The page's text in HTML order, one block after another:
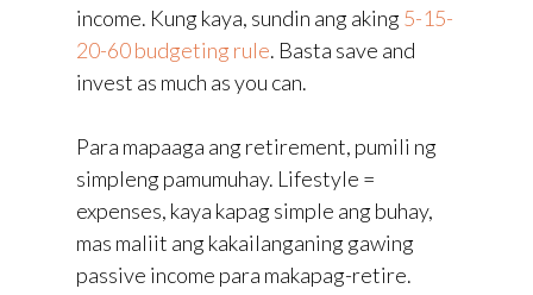
income. Kung kaya, sundin ang aking5-15-
20-60 budgeting rule. Basta save and
invest as much as you can.
Para mapaaga ang retirement, pumili ng
simpleng pamumuhay. Lifestyle =
expenses, kaya kapag simple ang buhay,
mas maliit ang kakailanganing gawing
passive income para makapag-retire.